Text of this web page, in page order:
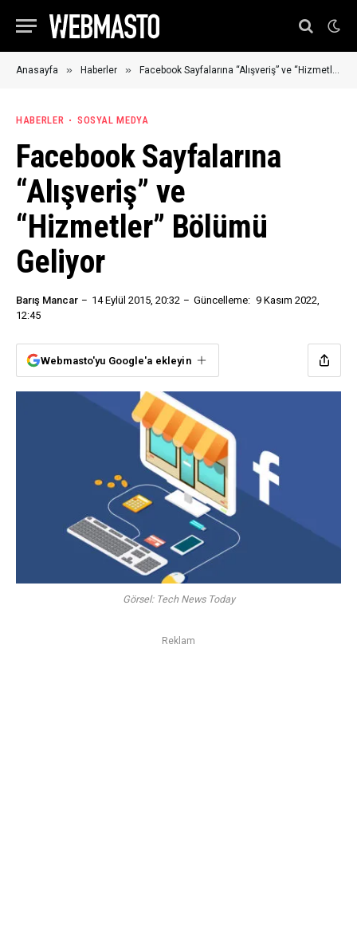
Anasayfa » Haberler » Facebook Sayfalarına “Alışveriş” ve “Hizmetler” Bölümü Geliyor
HABERLER SOSYAL MEDYA
Facebook Sayfalarına
“Alışveriş” ve
“Hizmetler” Bölümü
Geliyor
Barış Mancar 14 Eylül 2015, 20:32 Güncelleme: 9 Kasım 2022,
12:45
Webmasto'yu Google'a ekleyin
Görsel: Tech News Today
Reklam